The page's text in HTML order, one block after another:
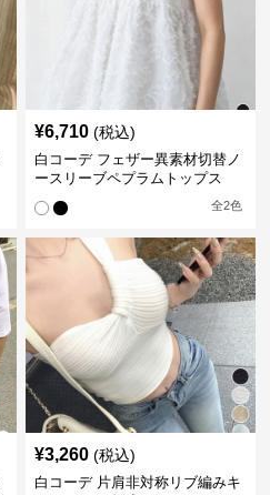
¥6,710 (税込)
白コーデ フェザー異素材切替ノ
ースリーブペプラムトップス
全2色
¥3,260 (税込)
白コーデ 片肩非対称リブ編みキ